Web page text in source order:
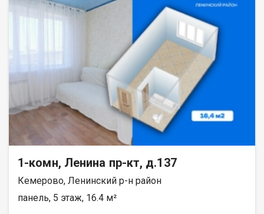
1-комн, Ленина пр-кт, д.137
Кемерово, Ленинский р-н район
панель, 5 этаж, 16.4 м²